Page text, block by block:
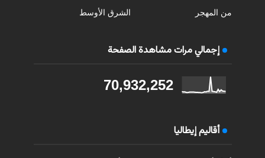
من المهجر الشرق الأوسط
إجمالي مرات مشاهدة الصفحة
70,932,252
أقاليم إيطاليا